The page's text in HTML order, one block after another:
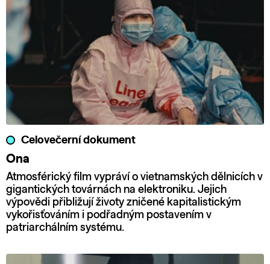
Celovečerní dokument
Ona
Atmosférický film vypráví o vietnamských dělnicích v
gigantických továrnách na elektroniku. Jejich
výpovědi přibližují životy zničené kapitalistickým
vykořisťováním i podřadným postavením v
patriarchálním systému.